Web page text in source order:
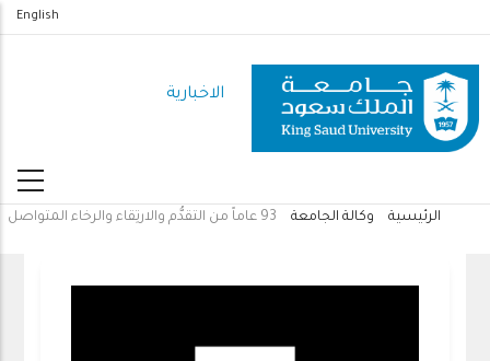
المحتوى
الرئيسي
English
الاخبارية
الرئيسية وكالة الجامعة 93 عاماً من التقدُّم والارتِقاء والرخاء المتواصل